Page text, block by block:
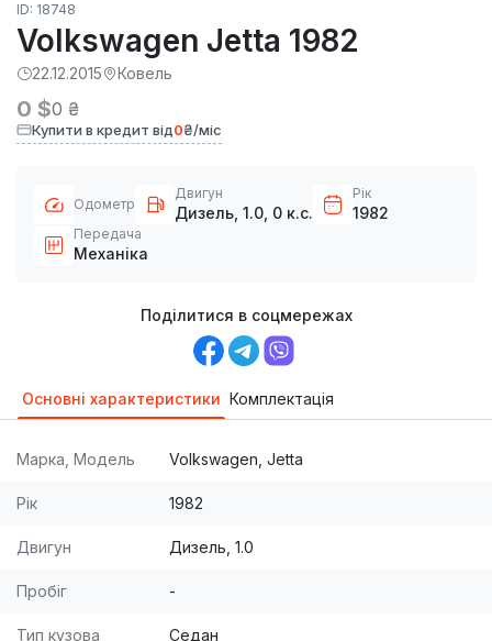
ID: 18748
Volkswagen Jetta 1982
22.12.2015 Ковель
0 $0 ₴
Купити в кредит від0₴/міс
Одометр
Двигун
Дизель, 1.0, 0 к.с.
Рік
1982
Передача
Механіка
Поділитися в соцмережах
Основні характеристики Комплектація
Марка, Модель Volkswagen, Jetta
Рік 1982
Двигун Дизель, 1.0
Пробіг -
Тип кузова Седан